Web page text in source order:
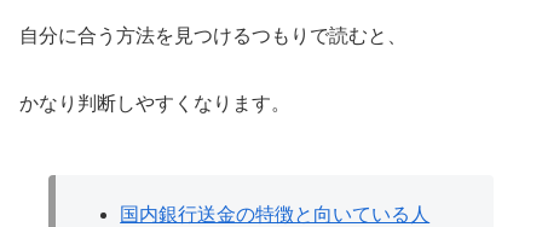
自分に合う方法を見つけるつもりで読むと、
かなり判断しやすくなります。
国内銀行送金の特徴と向いている人